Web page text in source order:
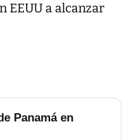
EEUU a alcanzar
Panamá en